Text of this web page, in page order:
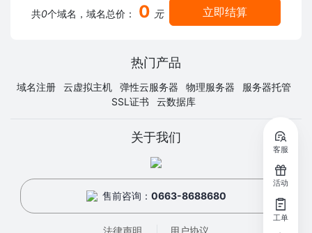
共0个域名，域名总价： 0 元 立即结算
热门产品
域名注册 云虚拟主机 弹性云服务器 物理服务器
服务器托管
SSL证书
云数据库
关于我们
售前咨询： 0663-8688680
法律声明 用户协议
客服
活动
工单